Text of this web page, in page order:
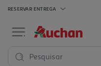
RESERVAR ENTREGA
Pesquisar